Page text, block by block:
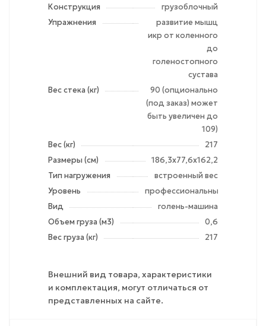
Конструкция
грузоблочный
Упражнения
развитие мышц
икр от коленного
до
голеностопного
сустава
Вес стека (кг)
90 (опционально
(под заказ) может
быть увеличен до
109)
Вес (кг)
217
Размеры (см)
186,3x77,6x162,2
Тип нагружения
встроенный вес
Уровень
профессиональный
Вид
голень-машина
Объем груза (м3)
0,6
Вес груза (кг)
217
Внешний вид товара, характеристики
и комплектация, могут отличаться от
представленных на сайте.